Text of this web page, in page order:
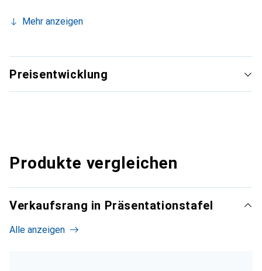
Mehr anzeigen
Preisentwicklung
Produkte vergleichen
Verkaufsrang in Präsentationstafel
Alle anzeigen